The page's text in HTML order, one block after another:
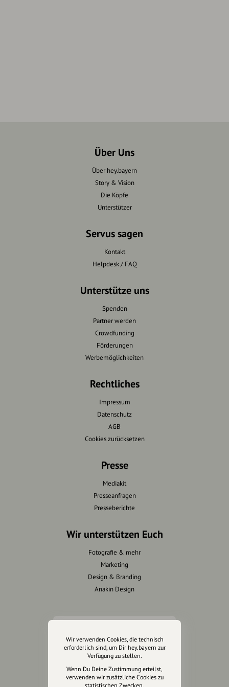
Über Uns
Über hey.bayern
Story & Vision
Die Köpfe
Unterstützer
Servus sagen
Kontakt
Helpdesk / FAQ
Unterstütze uns
Spenden
Partner werden
Crowdfunding
Förderungen
Werbemöglichkeiten
Rechtliches
Impressum
Datenschutz
AGB
Cookies zurücksetzen
Presse
Mediakit
Presseanfragen
Presseberichte
Wir unterstützen Euch
Fotografie & mehr
Marketing
Design & Branding
Anakin Design
unsere Plattform
hey.bayern ist ein Projekt von
uns für unsere Region und
Wir verwenden Cookies, die technisch
erforderlich sind, um Dir hey.bayern zur
Verfügung zu stellen.
Wenn Du Deine Zustimmung erteilst,
verwenden wir zusätzliche Cookies zu
statistischen Zwecken.